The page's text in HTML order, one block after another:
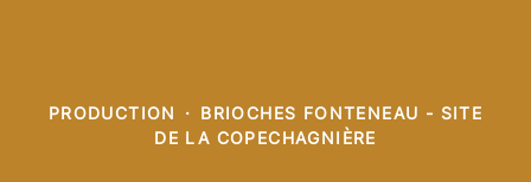
PRODUCTION · BRIOCHES FONTENEAU - SITE
DE LA COPECHAGNIÈRE